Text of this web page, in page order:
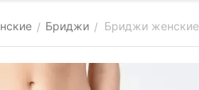
/ Бриджи / Бриджи женские